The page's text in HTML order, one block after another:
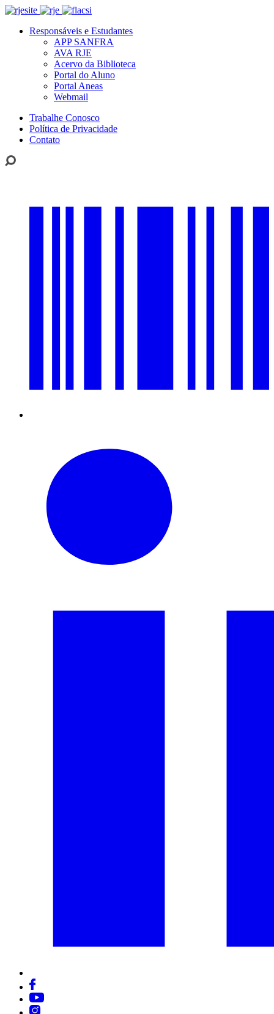
Responsáveis e Estudantes
APP SANFRA
AVA RJE
Acervo da Biblioteca
Portal do Aluno
Portal Aneas
Webmail
Trabalhe Conosco
Política de Privacidade
Contato